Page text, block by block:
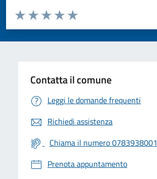
Valuta da 1 a 5 stelle la pagina
Valuta 5 stelle su 5
Valuta 4 stelle su 5
Valuta 3 stelle su 5
Valuta 2 stelle su 5
Valuta 1 stelle su 5
Contatta il comune
Leggi le domande frequenti
Richiedi assistenza
Chiama il numero 0783938001
Prenota appuntamento